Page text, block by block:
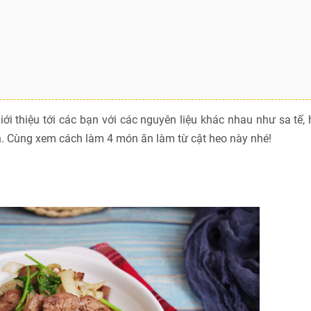
thiệu tới các bạn với các nguyên liệu khác nhau như sa tế,
xem cách làm 4 món ăn làm từ cật heo này nhé!